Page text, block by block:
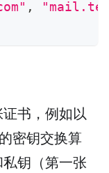
,
书，例如以
密钥交换算
钥（第一张